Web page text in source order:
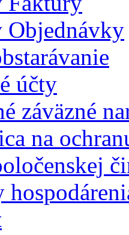
účty
záväzné
na